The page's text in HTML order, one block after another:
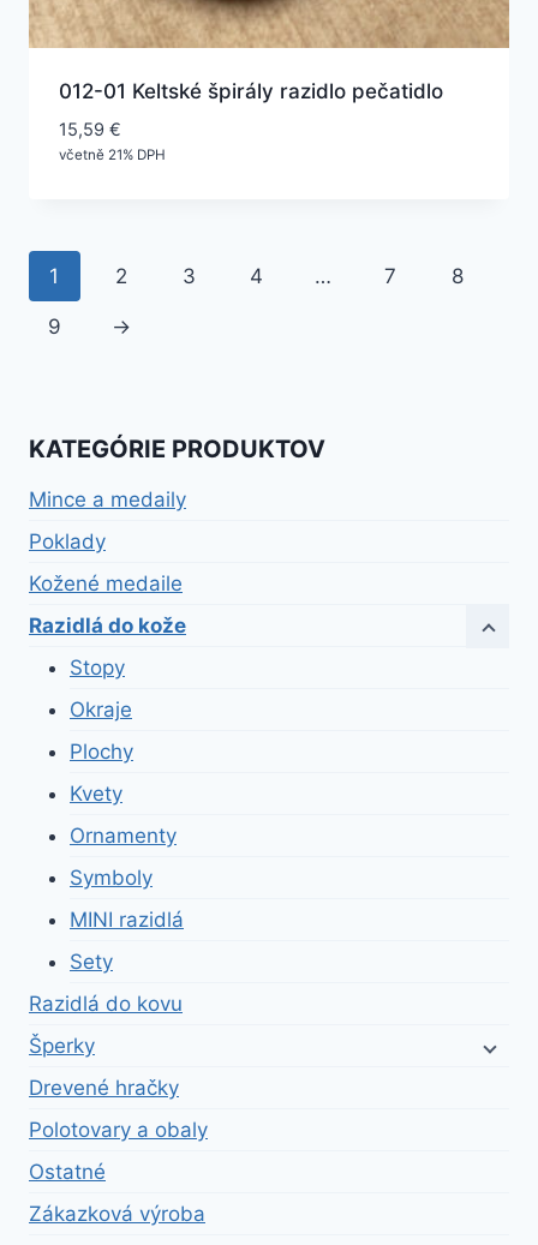
012-01 Keltské špirály razidlo pečatidlo
15,59 €
včetně 21% DPH
1 2 3 4 … 7 8
9 →
KATEGÓRIE PRODUKTOV
Mince a medaily
Poklady
Kožené medaile
Razidlá do kože
Stopy
Okraje
Plochy
Kvety
Ornamenty
Symboly
MINI razidlá
Sety
Razidlá do kovu
Šperky
Drevené hračky
Polotovary a obaly
Ostatné
Zákazková výroba